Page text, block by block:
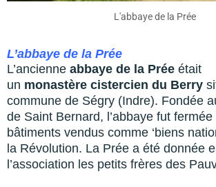
L'abbaye de la Prée
L’abbaye de la Prée
L’ancienne abbaye de la Prée était
un monastère cistercien du Berry
commune de Ségry (Indre). Fondée
de Saint Bernard, l’abbaye fut
bâtiments vendus comme ‘biens
la Révolution. La Prée a été donnée
l’association les petits frères des